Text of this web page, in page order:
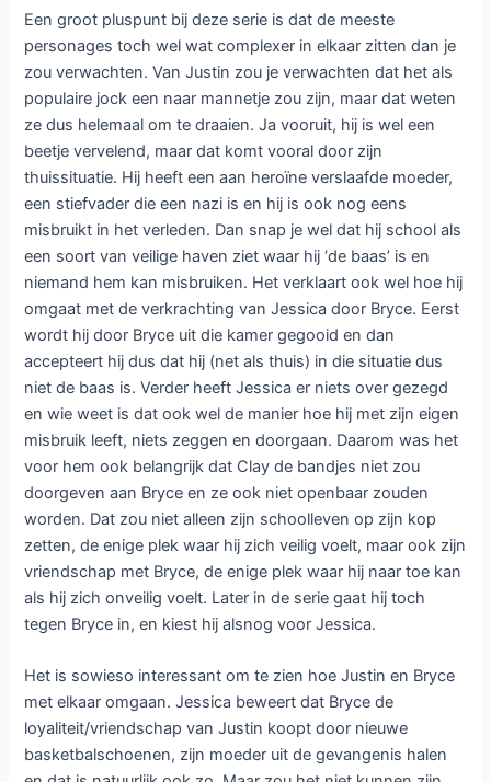
Een groot pluspunt bij deze serie is dat de meeste
personages toch wel wat complexer in elkaar zitten dan je
zou verwachten. Van Justin zou je verwachten dat het als
populaire jock een naar mannetje zou zijn, maar dat weten
ze dus helemaal om te draaien. Ja vooruit, hij is wel een
beetje vervelend, maar dat komt vooral door zijn
thuissituatie. Hij heeft een aan heroïne verslaafde moeder,
een stiefvader die een nazi is en hij is ook nog eens
misbruikt in het verleden. Dan snap je wel dat hij school als
een soort van veilige haven ziet waar hij ‘de baas’ is en
niemand hem kan misbruiken. Het verklaart ook wel hoe hij
omgaat met de verkrachting van Jessica door Bryce. Eerst
wordt hij door Bryce uit die kamer gegooid en dan
accepteert hij dus dat hij (net als thuis) in die situatie dus
niet de baas is. Verder heeft Jessica er niets over gezegd
en wie weet is dat ook wel de manier hoe hij met zijn eigen
misbruik leeft, niets zeggen en doorgaan. Daarom was het
voor hem ook belangrijk dat Clay de bandjes niet zou
doorgeven aan Bryce en ze ook niet openbaar zouden
worden. Dat zou niet alleen zijn schoolleven op zijn kop
zetten, de enige plek waar hij zich veilig voelt, maar ook zijn
vriendschap met Bryce, de enige plek waar hij naar toe kan
als hij zich onveilig voelt. Later in de serie gaat hij toch
tegen Bryce in, en kiest hij alsnog voor Jessica.
Het is sowieso interessant om te zien hoe Justin en Bryce
met elkaar omgaan. Jessica beweert dat Bryce de
loyaliteit/vriendschap van Justin koopt door nieuwe
basketbalschoenen, zijn moeder uit de gevangenis halen